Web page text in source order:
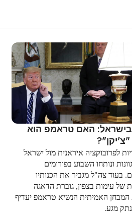
האם טראמפ הוא
לפרובוקציה איראנית מול ישראל
ונותחו השבוע בפורומים
בעוד צה"ל מגביר את הכנותיו
של עימות בצפון, גוברת הדאגה
האמיתית הנשיא טראמפ יעדיף
מגע.